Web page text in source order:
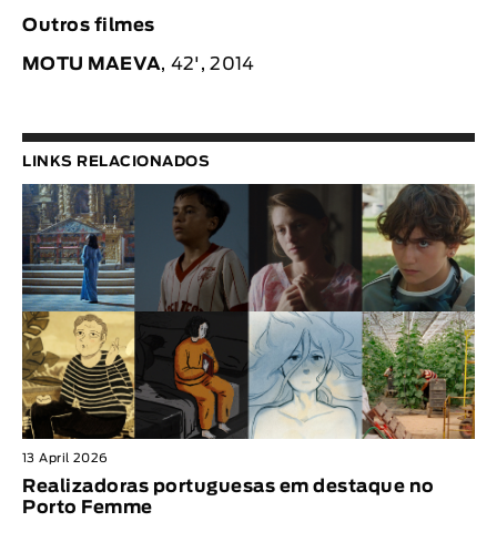
Outros filmes
MOTU MAEVA, 42', 2014
LINKS RELACIONADOS
13 April 2026
Realizadoras portuguesas em destaque no
Porto Femme